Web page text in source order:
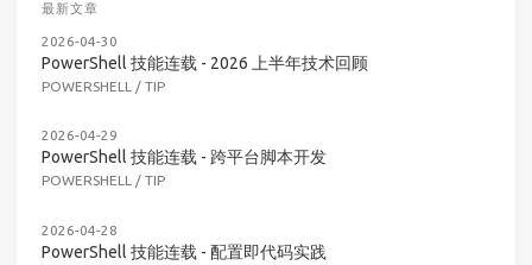
最新文章
2026-04-30
PowerShell 技能连载 - 2026 上半年技术回顾
POWERSHELL / TIP
2026-04-29
PowerShell 技能连载 - 跨平台脚本开发
POWERSHELL / TIP
2026-04-28
PowerShell 技能连载 - 配置即代码实践